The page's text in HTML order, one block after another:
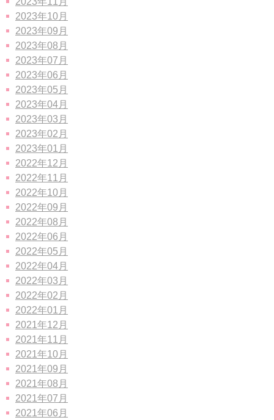
2023年10月
2023年09月
2023年08月
2023年07月
2023年06月
2023年05月
2023年04月
2023年03月
2023年02月
2023年01月
2022年12月
2022年11月
2022年10月
2022年09月
2022年08月
2022年06月
2022年05月
2022年04月
2022年03月
2022年02月
2022年01月
2021年12月
2021年11月
2021年10月
2021年09月
2021年08月
2021年07月
2021年06月